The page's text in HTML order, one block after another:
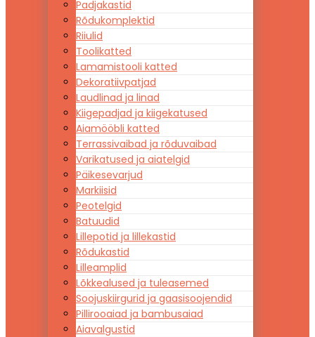
Padjakastid
Rõdukomplektid
Riiulid
Toolikatted
Lamamistooli katted
Dekoratiivpatjad
Laudlinad ja linad
Kiigepadjad ja kiigekatused
Aiamööbli katted
Terrassivaibad ja rõduvaibad
Varikatused ja aiatelgid
Päikesevarjud
Markiisid
Peotelgid
Batuudid
Lillepotid ja lillekastid
Rõdukastid
Lilleamplid
Lõkkealused ja tuleasemed
Soojuskiirgurid ja gaasisoojendid
Pillirooaiad ja bambusaiad
Aiavalgustid